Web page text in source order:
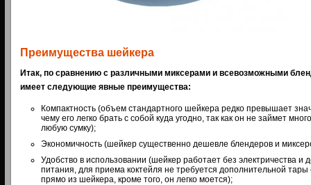
Преимущества шейкера
Итак, по сравнению с различными миксерами и всевозможными
имеет следующие явные преимущества:
Компактность (объем стандартного шейкера редко превышает
чему его легко брать с собой куда угодно, так как он не займет
любую сумку);
Экономичность (шейкер существенно дешевле блендеров и
Удобство в использовании (шейкер работает без электричества и
питания, для приема коктейля не требуется дополнительной
прямо из шейкера, кроме того, он легко моется);